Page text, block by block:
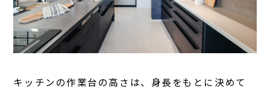
キッチンの作業台の高さは、身長をもとに決めて